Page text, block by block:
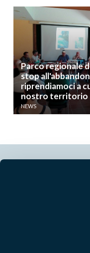
Parco regionale
stop
riprendiamoci a
nostro territorio
NEWS